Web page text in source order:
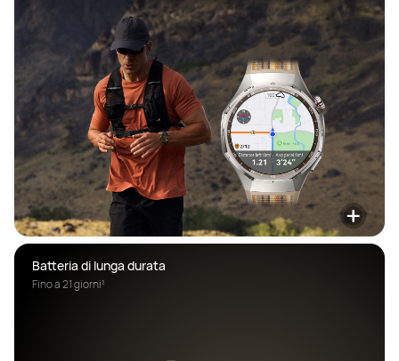
Batteria di lunga durata
Fino a 21 giorni¹